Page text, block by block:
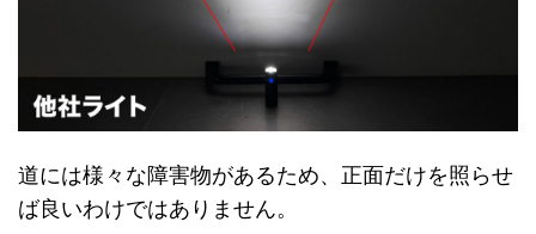
道には様々な障害物があるため、正面だけを照らせ
ば良いわけではありません。